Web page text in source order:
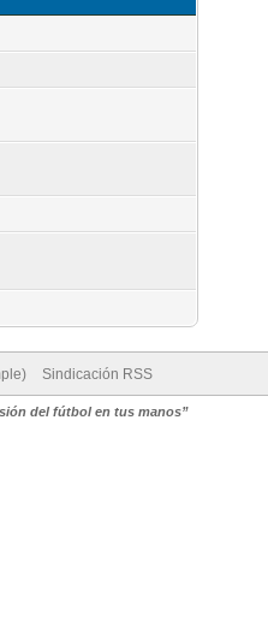
Sindicación RSS
del fútbol en tus manos”